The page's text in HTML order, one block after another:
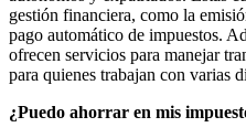
gestión financiera, como la
pago automático de impuestos.
ofrecen servicios para manejar
para quienes trabajan con varias
¿Puedo ahorrar en mis